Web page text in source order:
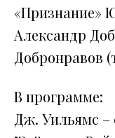
«Признание»
Александр
Добронравов
В программе:
Дж. Уильямс –